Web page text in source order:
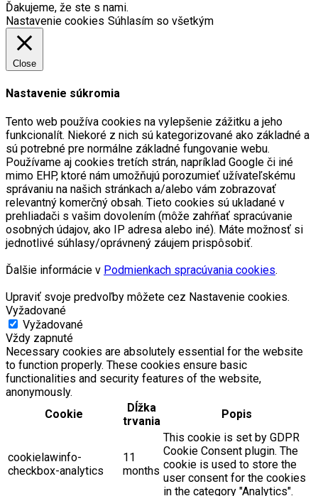
Ďakujeme, že ste s nami.
Nastavenie cookies Súhlasím so všetkým
Close
Nastavenie súkromia
Tento web používa cookies na vylepšenie zážitku a jeho
funkcionalít. Niekoré z nich sú kategorizované ako základné a
sú potrebné pre normálne základné fungovanie webu.
Používame aj cookies tretích strán, napríklad Google či iné
mimo EHP, ktoré nám umožňujú porozumieť užívateľskému
správaniu na našich stránkach a/alebo vám zobrazovať
relevantný komerčný obsah. Tieto cookies sú ukladané v
prehliadači s vašim dovolením (môže zahŕňať spracúvanie
osobných údajov, ako IP adresa alebo iné). Máte možnosť si
jednotlivé súhlasy/oprávnený záujem prispôsobiť.
Ďalšie informácie v Podmienkach spracúvania cookies.
Upraviť svoje predvoľby môžete cez Nastavenie cookies.
Vyžadované
Vyžadované
Vždy zapnuté
Necessary cookies are absolutely essential for the website
to function properly. These cookies ensure basic
functionalities and security features of the website,
anonymously.
Cookie
Dĺžka
trvania
Popis
cookielawinfo-
checkbox-analytics
11
months
This cookie is set by GDPR
Cookie Consent plugin. The
cookie is used to store the
user consent for the cookies
in the category "Analytics".